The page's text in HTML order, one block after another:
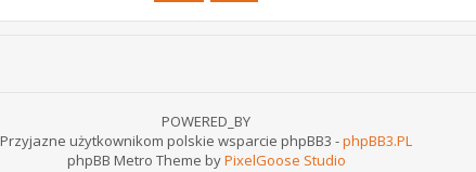
POWERED_BY
Przyjazne użytkownikom polskie wsparcie phpBB3 -phpBB3.PL
phpBB Metro Theme byPixelGoose Studio